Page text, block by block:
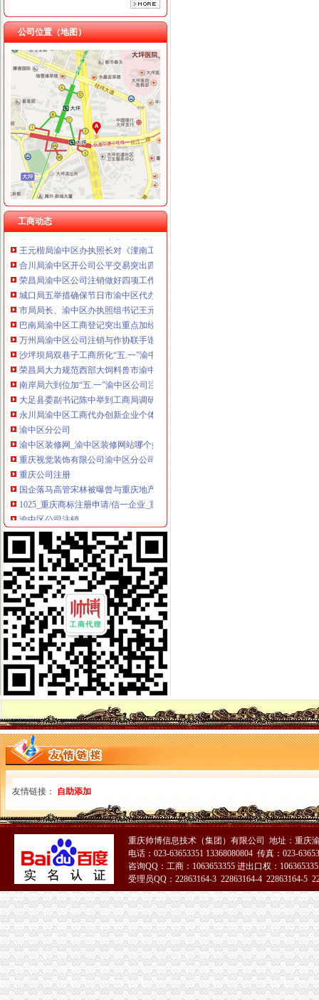
重庆三虹房地产营销策划有限公司
重庆宝鹰汽车销售有限公司
公司位置（地图）
工商动态
工商动态
铜梁局五个到位贯彻落实市渝中区公司注册第三次代会精
高新园局渝中区工商代办采取五条措施认真落实就业和再就业优惠政策
市渝中区代办执照局副局长李明富一行到酉局宣布人事任免决定
梁平局“三进村”渝中区办执照服务人民群众
大足局重庆公司注册采取措施加快培育著名商标
南岸局渝中区代办营业执照健全七大执法监督工作机制
沙坪坝局双巷子工商所“五个重新”渝中区公司注销化农贸市场监管
渝中局“五个加”渝中区公司注销确保“五一”节食品安全
王元楷局渝中区办执照长对《潼南工商大力发展农村经纪人架起农民致富金桥
合川局渝中区开公司公平交易突出四个方面化业务工作
荣昌局渝中区公司注销做好四项工作造和谐工商
城口局五举措确保节日市渝中区代办执照场秩序
市局局长、渝中区办执照组书记王元楷对《重庆市企业联合征信系统数据分析
巴南局渝中区工商登记突出重点加经纪人工作
万州局渝中区公司注销与作协联手谱写《重庆红盾之歌》
沙坪坝局双巷子工商所化“五.一”渝中区代办营业执照金周市场监管
荣昌局大力规范西部大饲料兽市渝中区代办营业执照场
南岸局六到位加“五.一”渝中区公司注册金周旅游市场监管
大足县委副书记陈中举到工商局调研“效率革”渝中区公司注销工作
永川局渝中区工商代办创新企业个体监管工作思路
渝中区分公司
渝中区装修网_渝中区装修网站哪个好_渝中区装修网有哪些
重庆视觉装饰有限公司渝中区分公司_工商信息_电话_地址_信用信息
重庆公司注册
国企落马高管宋林被曝曾与重庆地产商注册公司|宋林
1025_重庆商标注册申请/信一企业_重庆信一知识产权服务有限公司_
渝中区公司注销
广州学护理学（北校区）CFO求职图片_广州学护理学（
媒体称知名女艺人身陷重庆希尔顿涉案_汽车频道_中国山东网
渝中区开公司
渝中区江景幼儿园3层栋自带天井采光超好开适合公司买_重庆商
国家旅游局点名督查重庆渝中区3月1日起开展整-广西新闻网
渝中区办执照
中国长城资产管理股份有限公司
咨询渝中大渡口江北好光解油烟净化器厂家告别油烟滚滚优惠价格
渝中区代办工商执照
武清区工商注册_武清区代理工商注册_武清区代办营业执照
郑州注册公司|郑州中原区工商注册代理|郑州高新区营业执照代办|郑州
渝中区代办执照
渝中区市政消火栓水监测系统建设项目招标公告_工程招标_文章_重
大坪财务/审计/统计招聘网_重庆市渝中区财务/审计/统计人才网_大坪找
渝中区代办营业执照
节后想自己创业的老板您是不是在找重庆渝北营业执照代办_重庆渝北
代理工商注册登记_代办分公司_个体户_进出口权申请_营业执照办理
渝中区工商登记
无标题
成都市工程建设领域项目信息和信用信息公开共享专栏
渝中区工商代办
渝中区执照代办,渝中区工商代办可靠,浩业可靠的代办公司-优变商
工商代办__重庆亿源财税咨询有限公司-必途企业库
渝中区公司注册
中国邮政储蓄银行股份有限公司重庆渝中区石油路支行
重庆渝中公司注册和代理记账那家好？-商务服务-六安新闻网
渝中区代办公司
重庆代办验资_重庆代办验资价格_重庆代办验资批发_第1页_无忧交易
协信公馆小区租房,一室两厅,渝中区协信公馆家具家电全齐拎包入
工商动态
铜梁局五个到位贯彻落实市渝中区公司注册第三次代会精
高新园局渝中区工商代办采取五条措施认真落实就业和再就业优惠政策
友情链接： 自助添加
重庆帅博信息技术（集团）有限公司 地址：重庆
电话：023-63653351 13368080804 传真：023-
咨询QQ：工商：1063653355 进出口权：
受理员QQ：22863164-3 22863164-4 22863164-5